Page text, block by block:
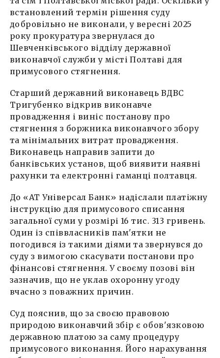
встановлений термін рішення суду
добровільно не виконали, у вересні 2025
року прокуратура звернулася до
Шевченківського відділу державної
виконавчої служби у місті Полтаві для
примусового стягнення.
Старший державний виконавець ВДВС
Тригубенко відкрив виконавче
провадження і виніс постанову про
стягнення з боржника виконавчого збору
та мінімальних витрат провадження.
Виконавець направив запити до
банківських установ, щоб виявити наявні
рахунки та електронні гаманці полтавця.
До «АТ Універсал Банк» надіслали платіжну
інструкцію для примусового списання
загальної суми у розмірі 16 тис. 313 гривень.
Один із співвласників пам'ятки не
погодився із такими діями та звернувся до
суду з вимогою скасувати постанови про
фінансові стягнення. У своєму позові він
зазначив, що не уклав охоронну угоду
вчасно з поважних причин.
Суд пояснив, що за своєю правовою
природою виконавчий збір є обов'язковою
державною платою за саму процедуру
примусового виконання. Його нарахування